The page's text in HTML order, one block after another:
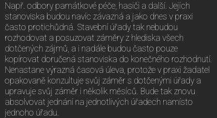
Např. odbory památkové péče, hasiči a další. Jejich
stanoviska budou navíc závazná a jako dnes v praxi
často protichůdná. Stavební úřady tak nebudou
rozhodovat a posuzovat záměry z hlediska všech
dotčených zájmů, a i nadále budou často pouze
kopírovat doručená stanoviska do konečného rozhodnutí.
Nenastane výrazná časová úleva, protože v praxi žadatel
opakovaně konzultuje svůj záměr s dotčenými úřady a
upravuje svůj záměr i několik měsíců. Bude tak znovu
absolvovat jednání na jednotlivých úřadech namísto
jednoho úřadu.